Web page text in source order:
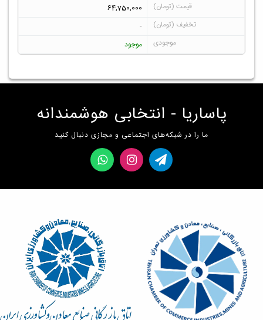
64,750,000
-
موجود
پاساریا - انتخابی هوشمندانه
ما را در شبکه‌های اجتماعی و مجازی دنبال کنید